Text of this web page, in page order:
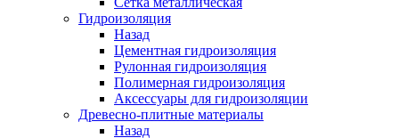
Гидроизоляция
Назад
Цементная гидроизоляция
Рулонная гидроизоляция
Полимерная гидроизоляция
Аксессуары для гидроизоляции
Древесно-плитные материалы
Назад